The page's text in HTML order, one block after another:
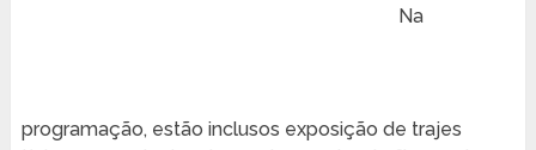
Na
programação, estão inclusos exposição de trajes